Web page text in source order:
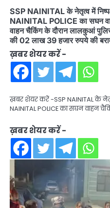
SSP NAINITAL के नेतृत्व में
NAINITAL POLICE का सघन
वाहन चैकिंग के दौरान लालकुआं
की 02 लाख 39 हजार रुपये की
ख़बर शेयर करें -
ख़बर शेयर करें -SSP NAINITAL के
NAINITAL POLICE का सघन वाहन
ख़बर शेयर करें -